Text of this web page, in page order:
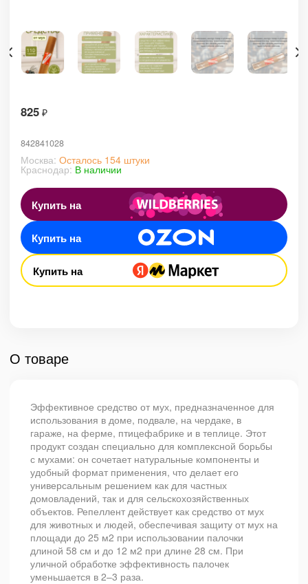
825 ₽
842841028
Москва: Осталось 154 штуки
Краснодар: В наличии
Купить на
Купить на
Купить на
О товаре
Эффективное средство от мух, предназначенное для
использования в доме, подвале, на чердаке, в
гараже, на ферме, птицефабрике и в теплице. Этот
продукт создан специально для комплексной борьбы
с мухами: он сочетает натуральные компоненты и
удобный формат применения, что делает его
универсальным решением как для частных
домовладений, так и для сельскохозяйственных
объектов. Репеллент действует как средство от мух
для животных и людей, обеспечивая защиту от мух на
площади до 25 м2 при использовании палочки
длиной 58 см и до 12 м2 при длине 28 см. При
уличной обработке эффективность палочек
уменьшается в 2–3 раза.